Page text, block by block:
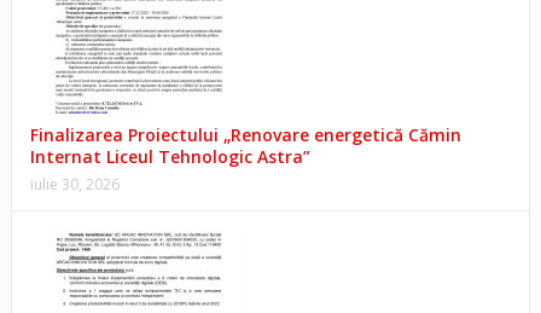
Finalizarea Proiectului „Renovare energetică Cămin
Internat Liceul Tehnologic Astra”
iulie 30, 2026